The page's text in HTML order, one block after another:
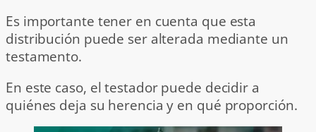
Es importante tener en cuenta que esta
distribución puede ser alterada mediante un
testamento.
En este caso, el testador puede decidir a
quiénes deja su herencia y en qué proporción.